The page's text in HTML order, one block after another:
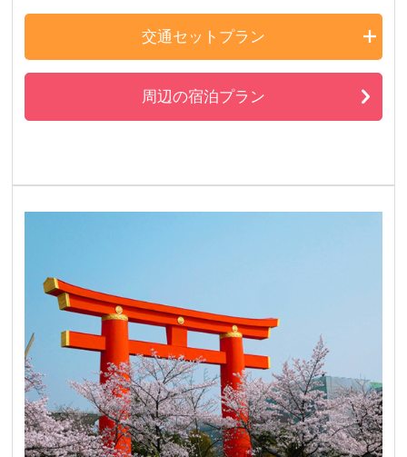
交通セットプラン
周辺の宿泊プラン